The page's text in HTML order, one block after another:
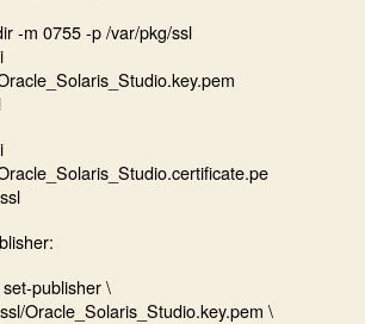
-m 0755 -p /var/pkg/ssl
publisher \
Oracle_Solaris_Studio.key.pem \